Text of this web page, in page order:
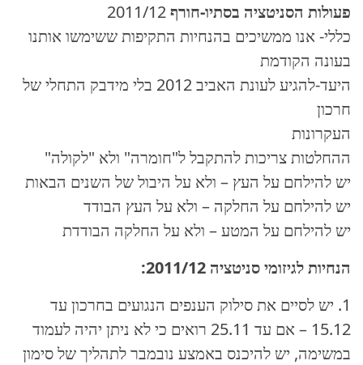
פעולות הסניטציה בסתיו-חורף
כללי- אנו ממשיכים בהנחיות התקיפות ששימשו אותנו
בעונה הקודמת
היעד-להגיע לעונת האביב 2012 בלי מידבק התחלי של
חרכון
העקרונות
"ההחלטות צריכות להתקבל ל"חומרה" ולא "לקולה
יש להילחם על העץ – ולא על היבול של השנים הבאות
יש להילחם על החלקה – ולא על העץ הבודד
יש להילחם על המטע – ולא על החלקה הבודדת
הנחיות לגיזומי סניטציה 2011/12:
1. יש לסיים את סילוק הענפים הנגועים בחרכון עד
15.12 – אם עד 25.11 רואים כי לא ניתן יהיה לעמוד
במשימה, יש להיכנס באמצע נובמבר לתהליך של סימון